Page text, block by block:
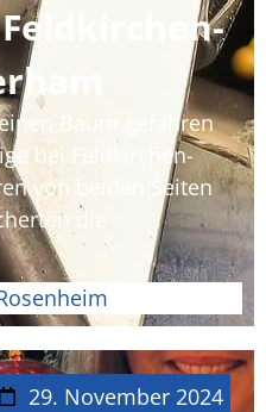
Baum gefahren
bei Feldkirchen-
von beiden Seiten
die
29. November 2024